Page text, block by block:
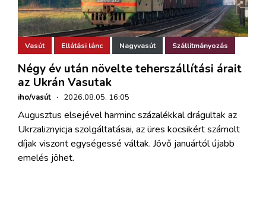
Vasút Ellátási lánc Nagyvasút Szállítmányozás
Négy év után növelte teherszállítási árait
az Ukrán Vasutak
iho/vasút · 2026.08.05. 16:05
Augusztus elsejével harminc százalékkal drágultak az
Ukrzaliznyicja szolgáltatásai, az üres kocsikért számolt
díjak viszont egységessé váltak. Jövő januártól újabb
emelés jöhet.